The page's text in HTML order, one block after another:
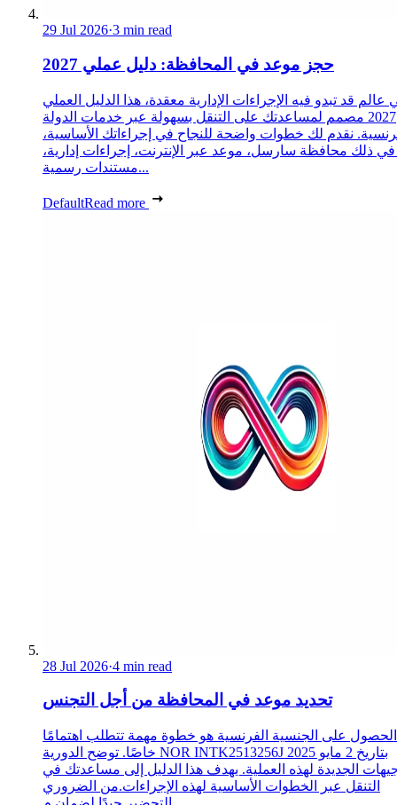
29 Jul 2026·3 min read
حجز موعد في المحافظة: دليل عملي 2027
عالم قد تبدو فيه الإجراءات الإدارية معقدة، هذا الدليل العملي
2027 مصمم لمساعدتك على التنقل بسهولة عبر خدمات الدولة
نقدم لك خطوات واضحة للنجاح في إجراءاتك الأساسية،
في ذلك محافظة سارسل، موعد عبر الإنترنت، إجراءات إدارية،
مستندات رسمية...
DefaultRead more
28 Jul 2026·4 min read
تحديد موعد في المحافظة من أجل التجنس
الحصول على الجنسية الفرنسية هو خطوة مهمة تتطلب اهتمامًا
خاصًا. توضح الدورية NOR INTK2513256J بتاريخ 2 مايو 2025
الجديدة لهذه العملية. يهدف هذا الدليل إلى مساعدتك في
التنقل عبر الخطوات الأساسية لهذه الإجراءات.من الضروري